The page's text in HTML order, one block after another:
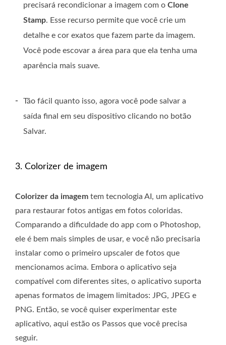
precisará recondicionar a imagem com o Clone
Stamp. Esse recurso permite que você crie um
detalhe e cor exatos que fazem parte da imagem.
Você pode escovar a área para que ela tenha uma
aparência mais suave.
-
Tão fácil quanto isso, agora você pode salvar a
saída final em seu dispositivo clicando no botão
Salvar.
3. Colorizer de imagem
Colorizer da imagem tem tecnologia AI, um aplicativo
para restaurar fotos antigas em fotos coloridas.
Comparando a dificuldade do app com o Photoshop,
ele é bem mais simples de usar, e você não precisaria
instalar como o primeiro upscaler de fotos que
mencionamos acima. Embora o aplicativo seja
compatível com diferentes sites, o aplicativo suporta
apenas formatos de imagem limitados: JPG, JPEG e
PNG. Então, se você quiser experimentar este
aplicativo, aqui estão os Passos que você precisa
seguir.